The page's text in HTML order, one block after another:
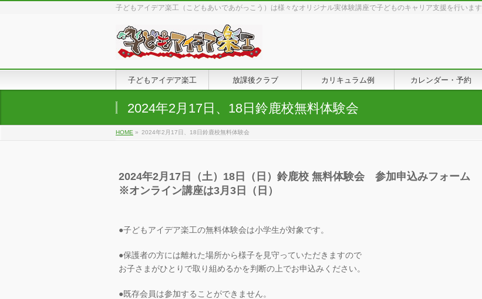
子どもアイデア楽工（こどもあいであがっこう）は様々なオリジナル実体験講座で子どものキャリア支援を行います
子どもアイデア楽工 放課後クラブ カリキュラム例 カレンダー・予約
2024年2月17日、18日鈴鹿校無料体験会
HOME » 2024年2月17日、18日鈴鹿校無料体験会
2024年2月17日（土）18日（日）鈴鹿校 無料体験会 参加申込みフォーム
※オンライン講座は3月3日（日）
●子どもアイデア楽工の無料体験会は小学生が対象です。
●保護者の方には離れた場所から様子を見守っていただきますので
お子さまがひとりで取り組めるかを判断の上でお申込みください。
●既存会員は参加することができません。